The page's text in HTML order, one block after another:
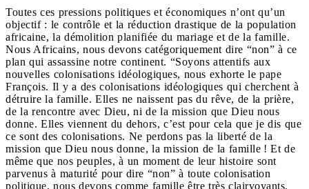
Toutes ces pressions politiques et économiques n’ont qu’un
objectif : le contrôle et la réduction drastique de la population
africaine, la démolition planifiée du mariage et de la famille.
Nous Africains, nous devons catégoriquement dire “non” à ce
plan qui assassine notre continent. “Soyons attentifs aux
nouvelles colonisations idéologiques, nous exhorte le pape
François. Il y a des colonisations idéologiques qui cherchent à
détruire la famille. Elles ne naissent pas du rêve, de la prière,
de la rencontre avec Dieu, ni de la mission que Dieu nous
donne. Elles viennent du dehors, c’est pour cela que je dis que
ce sont des colonisations. Ne perdons pas la liberté de la
mission que Dieu nous donne, la mission de la famille ! Et de
même que nos peuples, à un moment de leur histoire sont
parvenus à maturité pour dire “non” à toute colonisation
politique, nous devons comme famille être très clairvoyants,